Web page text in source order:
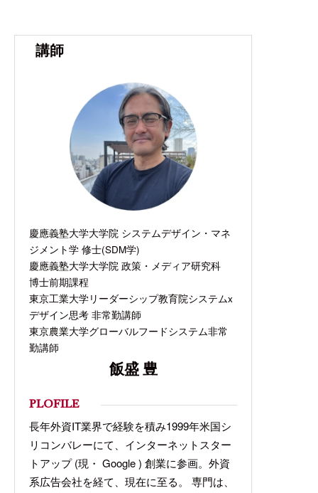
講師
慶應義塾大学大学院 システムデザイン・マネ
ジメント学 修士(SDM学)
慶應義塾大学大学院 政策・メディア研究科
博士前期課程
東京工業大学リーダーシップ教育院システムx
デザイン思考 非常勤講師
東京農業大学グローバルフードシステム非常
勤講師
飯盛 豊
PLOFILE
長年外資IT業界で経験を積み1999年米国シ
リコンバレーにて、インターネットスター
トアップ (現・ Google ) 創業に参画。外資
系広告会社を経て、現在に至る。 専門は、